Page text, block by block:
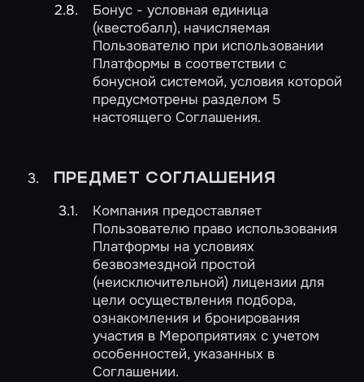
Бонус - условная единица
(квестобалл), начисляемая
Пользователю при использовании
Платформы в соответствии с
бонусной системой, условия которой
предусмотрены разделом 5
настоящего Соглашения.
ПРЕДМЕТ СОГЛАШЕНИЯ
Компания предоставляет
Пользователю право использования
Платформы на условиях
безвозмездной простой
(неисключительной) лицензии для
цели осуществления подбора,
ознакомления и бронирования
участия в Мероприятиях с учетом
особенностей, указанных в
Соглашении.